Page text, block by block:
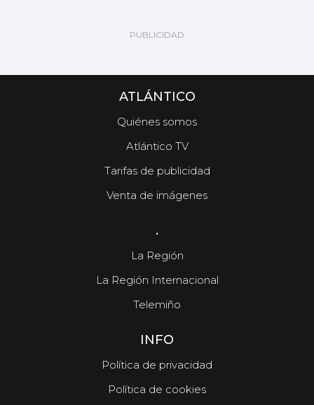
ATLÁNTICO
Quiénes somos
Atlántico TV
Tarifas de publicidad
Venta de imágenes
.
La Región
La Región Internacional
Telemiño
INFO
Política de privacidad
Política de cookies